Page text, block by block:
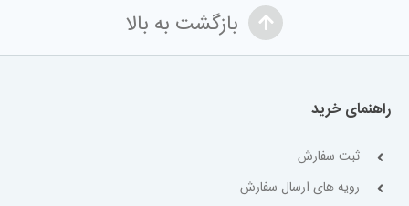
بازگشت به بالا
راهنمای خرید
ثبت سفارش
رویه های ارسال سفارش